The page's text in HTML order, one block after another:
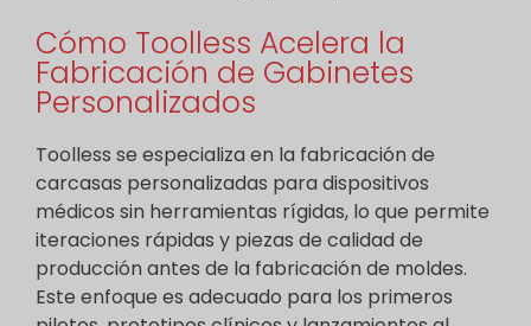
Cómo Toolless Acelera la
Fabricación de Gabinetes
Personalizados
Toolless se especializa en la fabricación de
carcasas personalizadas para dispositivos
médicos sin herramientas rígidas, lo que permite
iteraciones rápidas y piezas de calidad de
producción antes de la fabricación de moldes.
Este enfoque es adecuado para los primeros